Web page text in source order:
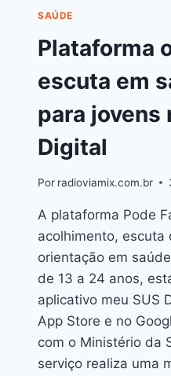
SAÚDE
Plataforma
escuta em
para jovens
Digital
Por radioviamix.com.br
A plataforma Pode
acolhimento, escuta
orientação em
de 13 a 24 anos,
aplicativo meu SUS
App Store e no
com o Ministério da
serviço realiza uma